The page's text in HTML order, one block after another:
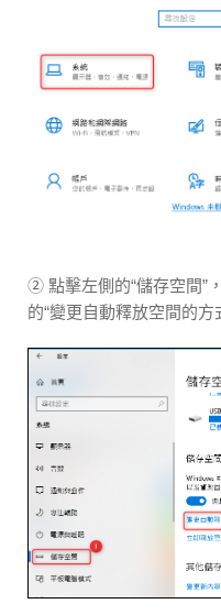
② 點擊左側的“儲存空間”
的“變更自動釋放空間的方